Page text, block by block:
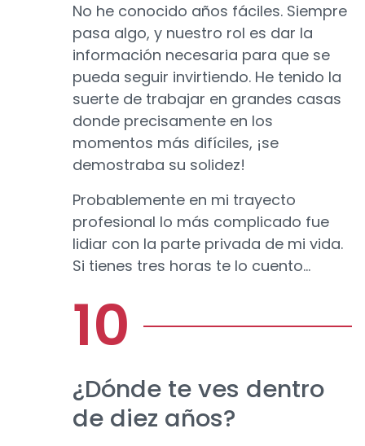
No he conocido años fáciles. Siempre
pasa algo, y nuestro rol es dar la
información necesaria para que se
pueda seguir invirtiendo. He tenido la
suerte de trabajar en grandes casas
donde precisamente en los
momentos más difíciles, ¡se
demostraba su solidez!
Probablemente en mi trayecto
profesional lo más complicado fue
lidiar con la parte privada de mi vida.
Si tienes tres horas te lo cuento...
¿Dónde te ves dentro
de diez años?